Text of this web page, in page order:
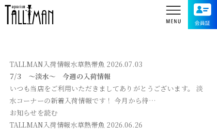
TALLMAN入荷情報水草熱帯魚 2026.07.03
7/3 ～淡水～ 今週の入荷情報
いつも当店をご利用いただきましてありがとうございます。 淡
水コーナーの新着入荷情報です！ 今月から待…
お知らせを読む
TALLMAN入荷情報水草熱帯魚 2026.06.26